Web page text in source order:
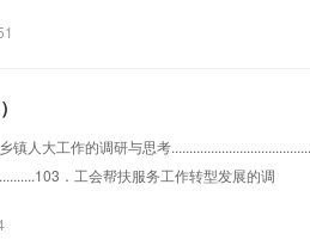
人大工作的调研与思考
．工会帮扶服务工作转型发展的调